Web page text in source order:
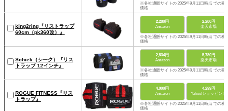
※各社通販サイトの 2025年9月11日時点 での税
価格
king2ring『リストラップ
60cm（pk360改）』
2,280円
Amazon
2,280円
楽天市場
※各社通販サイトの 2025年9月11日時点 での税
価格
Schiek（シーク）『リス
トラップ 12インチ』
2,834円
Amazon
5,780円
楽天市場
※各社通販サイトの 2025年9月11日時点 での税
価格
ROGUE FITNESS『リス
トラップ』
4,000円
Amazon
4,299円
Yahoo!ショッピング
※各社通販サイトの 2025年9月11日時点 での税
価格